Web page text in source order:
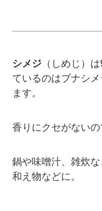
シメジ （しめじ）
ているのはブナシ
ます。
香りにクセがないの
鍋や味噌汁、雑炊な
和え物などに。